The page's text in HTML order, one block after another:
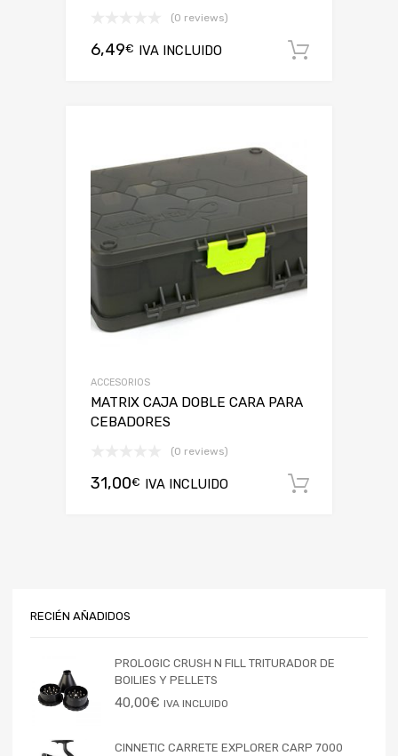
(0 reviews)
6,49€ IVA INCLUIDO
ACCESORIOS
MATRIX CAJA DOBLE CARA PARA
CEBADORES
(0 reviews)
31,00€ IVA INCLUIDO
RECIÉN AÑADIDOS
PROLOGIC CRUSH N FILL TRITURADOR DE
BOILIES Y PELLETS
40,00€ IVA INCLUIDO
CINNETIC CARRETE EXPLORER CARP 7000